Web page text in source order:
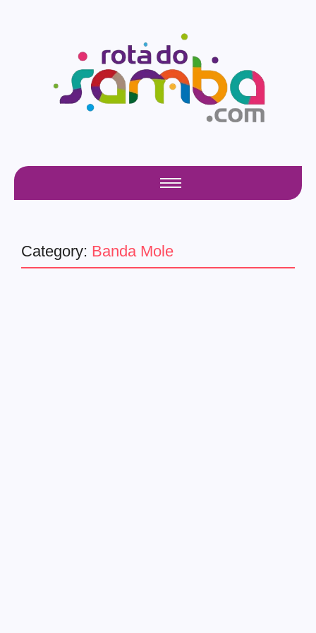
Category: Banda Mole